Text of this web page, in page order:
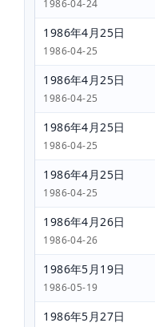
1986-04-24
1986年4月25日
1986-04-25
1986年4月25日
1986-04-25
1986年4月25日
1986-04-25
1986年4月25日
1986-04-25
1986年4月26日
1986-04-26
1986年5月19日
1986-05-19
1986年5月27日